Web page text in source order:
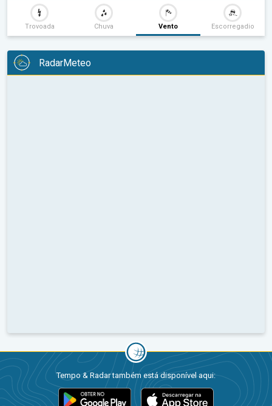
Trovoada Chuva Vento Escorregadio
RadarMeteo
Tempo & Radar também está disponível aqui: